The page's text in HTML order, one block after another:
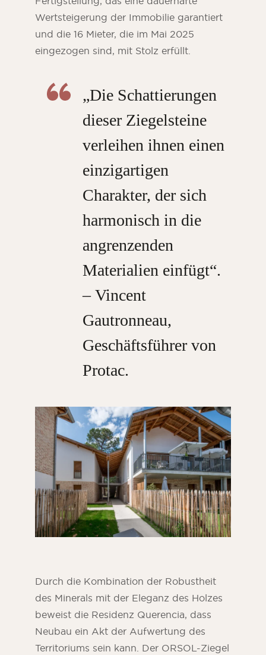
Wertsteigerung der Immobilie garantiert
und die 16 Mieter, die im Mai 2025
eingezogen sind, mit Stolz erfüllt.
„Die Schattierungen
dieser Ziegelsteine
verleihen ihnen einen
einzigartigen
Charakter, der sich
harmonisch in die
angrenzenden
Materialien einfügt“.
–Vincent
Gautronneau,
Geschäftsführer von
Protac.
Durch die Kombination der Robustheit
des Minerals mit der Eleganz des Holzes
beweist die Residenz Querencia, dass
Neubau ein Akt der Aufwertung des
Territoriums sein kann. Der ORSOL-Ziegel